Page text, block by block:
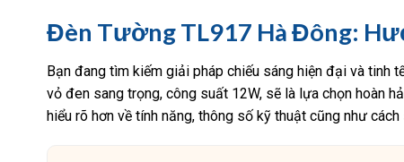
Đèn Tường TL917 Hà Đông:
Bạn đang tìm kiếm giải pháp chiếu sáng hiện đại và tinh
vỏ đen sang trọng, công suất 12W, sẽ là lựa chọn hoàn
hiểu rõ hơn về tính năng, thông số kỹ thuật cũng như